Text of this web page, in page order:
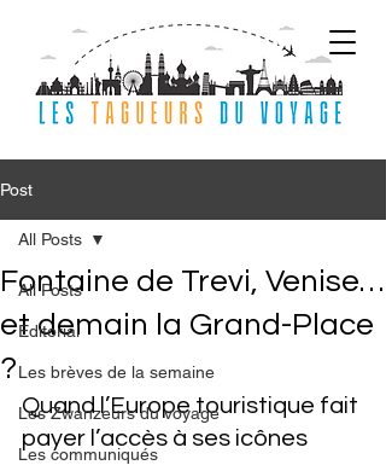
Post
All Posts
Editorial
Les brèves de la semaine
Les Zwanzeurs du voyage
Les communiqués
All Posts
Fontaine de Trevi, Venise…
et demain la Grand-Place
?
Quand l’Europe touristique fait
payer l’accès à ses icônes